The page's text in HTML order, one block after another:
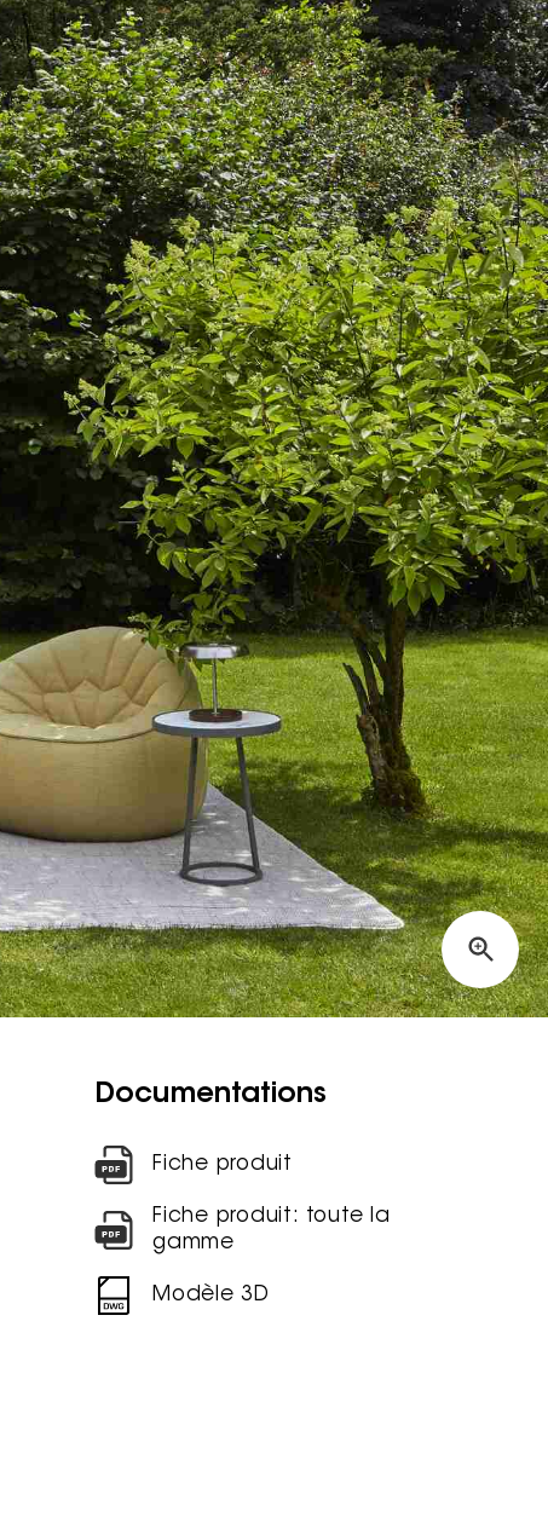
Documentations
Fiche produit
Fiche produit: toute la
gamme
Modèle 3D